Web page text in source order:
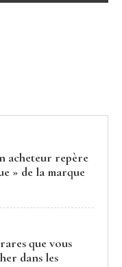
acheteur repère
» de la marque
que vous
dans les